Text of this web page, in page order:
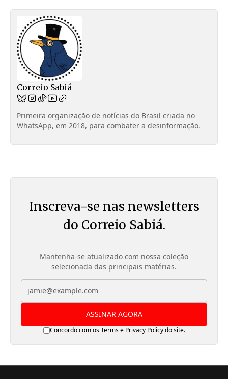
Correio Sabiá
Primeira organização de notícias do Brasil criada no
WhatsApp, em 2018, para combater a desinformação.
Inscreva-se nas newsletters
do Correio Sabiá.
Mantenha-se atualizado com nossa coleção
selecionada das principais matérias.
ASSINAR AGORA
Concordo com osTermse Privacy Policydo site.